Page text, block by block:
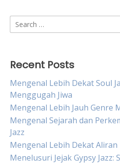
Search
for:
Recent Posts
Mengenal Lebih Dekat Soul
Menggugah Jiwa
Mengenal Lebih Jauh Genre
Mengenal Sejarah dan
Jazz
Mengenal Lebih Dekat Aliran
Menelusuri Jejak Gypsy Jazz: